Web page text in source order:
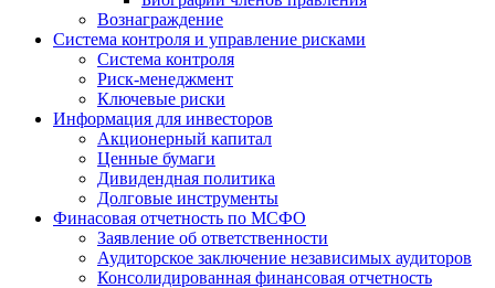
Вознаграждение
Система контроля и управление рисками
Система контроля
Риск-менеджмент
Ключевые риски
Информация для инвесторов
Акционерный капитал
Ценные бумаги
Дивидендная политика
Долговые инструменты
Финасовая отчетность по МСФО
Заявление об ответственности
Аудиторское заключение независимых аудиторов
Консолидированная финансовая отчетность